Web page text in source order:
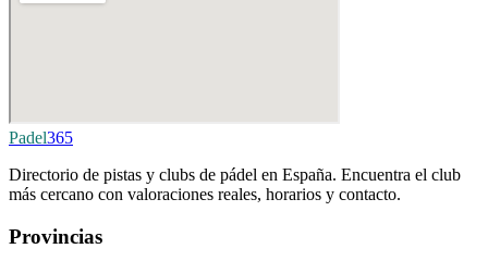
Padel365
Directorio de pistas y clubs de pádel en España. Encuentra el club
más cercano con valoraciones reales, horarios y contacto.
Provincias